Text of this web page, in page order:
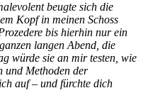
beugte sich die
Kopf in meinen Schoss
bis hierhin nur ein
langen Abend, die
würde sie an mir testen, wie
und Methoden der
auf – und fürchte dich